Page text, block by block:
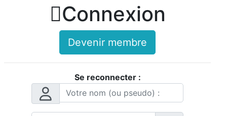
Connexion
Devenir membre
Se reconnecter :